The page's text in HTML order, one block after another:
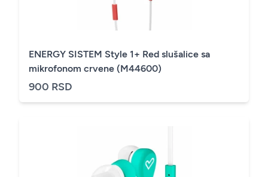
ENERGY SISTEM Style 1+ Red slušalice sa
mikrofonom crvene (M44600)
900 RSD